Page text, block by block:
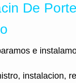
De
e
instalacion,